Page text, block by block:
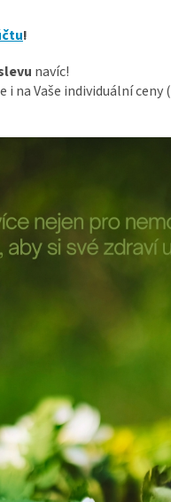
!
navíc!
na Vaše individuální ceny (